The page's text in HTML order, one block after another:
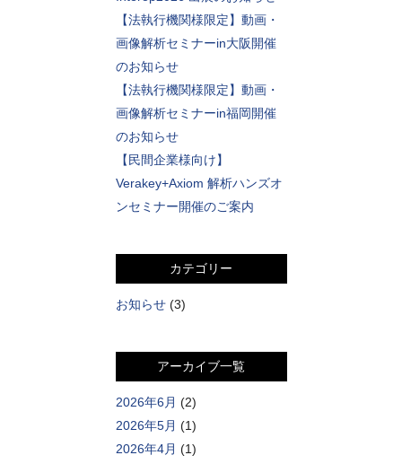
【法執行機関様限定】動画・
画像解析セミナーin大阪開催
のお知らせ
【法執行機関様限定】動画・
画像解析セミナーin福岡開催
のお知らせ
【民間企業様向け】
Verakey+Axiom 解析ハンズオ
ンセミナー開催のご案内
カテゴリー
お知らせ(3)
アーカイブ一覧
2026年6月 (2)
2026年5月 (1)
2026年4月 (1)